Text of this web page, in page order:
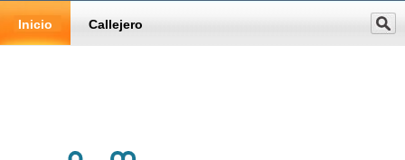
Inicio Callejero